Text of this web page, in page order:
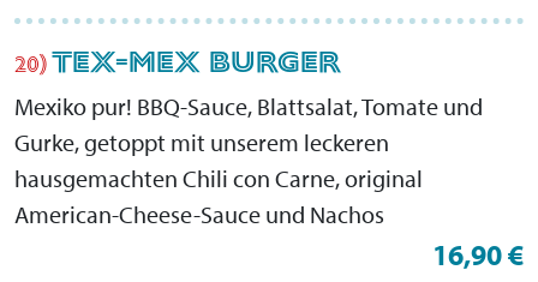
20)TEX-MEX BURGER
Mexiko pur! BBQ-Sauce, Blattsalat, Tomate und
Gurke, getoppt mit unserem leckeren
hausgemachten Chili con Carne, original
American-Cheese-Sauce und Nachos
16,90 €